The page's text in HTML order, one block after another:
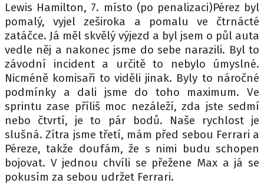
Lewis Hamilton, 7. místo (po penalizaci)Pérez byl
pomalý, vyjel zeširoka a pomalu ve čtrnácté
zatáčce. Já měl skvělý výjezd a byl jsem o půl auta
vedle něj a nakonec jsme do sebe narazili. Byl to
závodní incident a určitě to nebylo úmyslné.
Nicméně komisaři to viděli jinak. Byly to náročné
podmínky a dali jsme do toho maximum. Ve
sprintu zase příliš moc nezáleží, zda jste sedmí
nebo čtvrtí, je to pár bodů. Naše rychlost je
slušná. Zítra jsme třetí, mám před sebou Ferrari a
Péreze, takže doufám, že s nimi budu schopen
bojovat. V jednou chvíli se přežene Max a já se
pokusím za sebou udržet Ferrari.